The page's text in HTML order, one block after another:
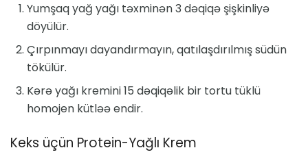
Yumşaq yağ yağı təxminən 3 dəqiqə şişkinliyə
döyülür.
Çırpınmayı dayandırmayın, qatılaşdırılmış südün
tökülür.
Kərə yağı kremini 15 dəqiqəlik bir tortu tüklü
homojen kütləə endir.
Keks üçün Protein-Yağlı Krem